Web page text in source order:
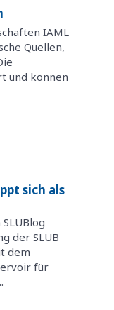
IAML
Quellen,
und können
sich als
der SLUB
dem
für